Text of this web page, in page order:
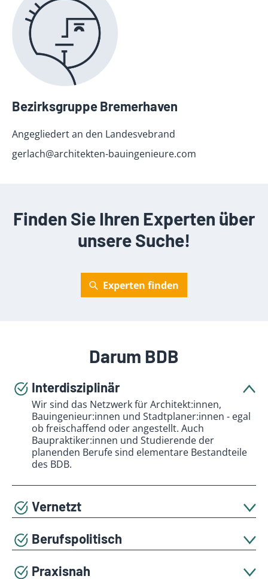
Bezirksgruppe Bremerhaven
Angegliedert an den Landesvebrand
gerlach@architekten-bauingenieure.com
Finden Sie Ihren Experten über
unsere Suche!
Experten finden
Darum BDB
Interdisziplinär
Wir sind das Netzwerk für Architekt:innen,
Bauingenieur:innen und Stadtplaner:innen - egal
ob freischaffend oder angestellt. Auch
Baupraktiker:innen und Studierende der
planenden Berufe sind elementare Bestandteile
des BDB.
Vernetzt
Austausch auf hohem fachlichen Niveau. Über die
60 Bezirksgruppen und 15 Landesverbände
vielfältige Kontakte.
Berufspolitisch
wichtigen Entscheidungsgremien aktiv und
Praxisnah